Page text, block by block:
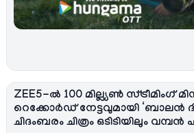
ZEE5-ൽ 100 മില്ല്യൺ സ്ട്രീമിംഗ്
റെക്കോർഡ് നേട്ടവുമായി ‘ബാലൻ
ചിദംബരം ചിത്രം ഒടിടിയിലും വമ്പൻ